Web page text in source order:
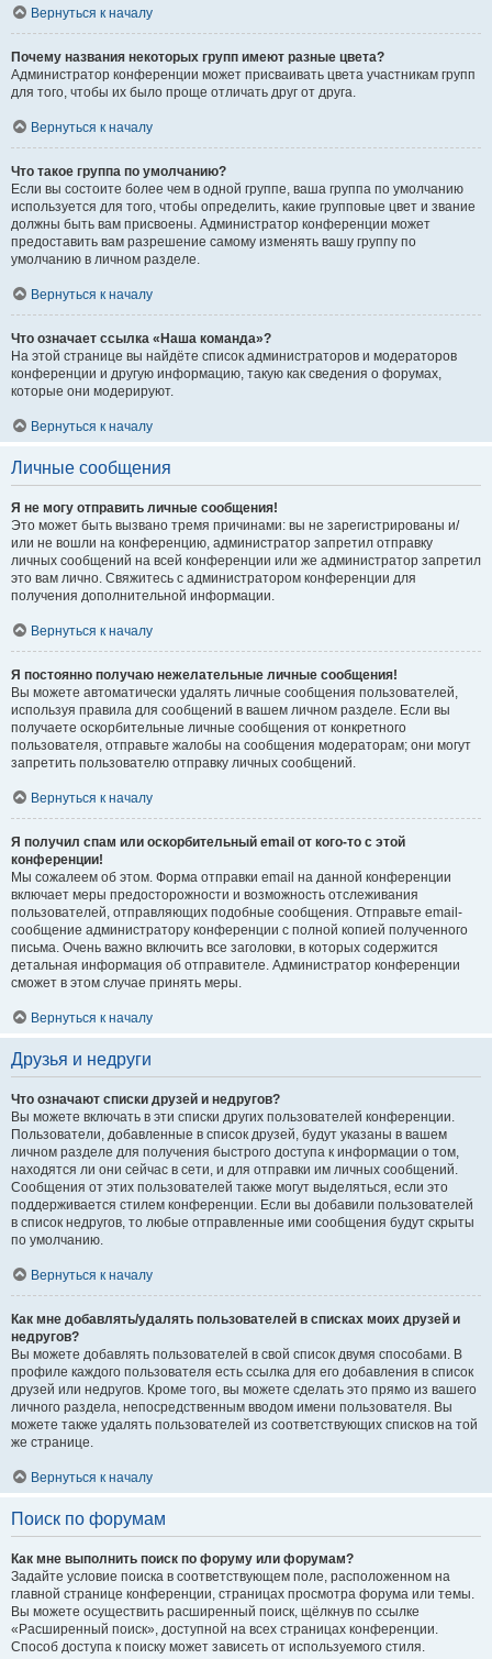
Вернуться к началу
Почему названия некоторых групп имеют разные цвета?
Администратор конференции может присваивать цвета участникам групп
для того, чтобы их было проще отличать друг от друга.
Вернуться к началу
Что такое группа по умолчанию?
Если вы состоите более чем в одной группе, ваша группа по умолчанию
используется для того, чтобы определить, какие групповые цвет и звание
должны быть вам присвоены. Администратор конференции может
предоставить вам разрешение самому изменять вашу группу по
умолчанию в личном разделе.
Вернуться к началу
Что означает ссылка «Наша команда»?
На этой странице вы найдёте список администраторов и модераторов
конференции и другую информацию, такую как сведения о форумах,
которые они модерируют.
Вернуться к началу
Личные сообщения
Я не могу отправить личные сообщения!
Это может быть вызвано тремя причинами: вы не зарегистрированы и/
или не вошли на конференцию, администратор запретил отправку
личных сообщений на всей конференции или же администратор запретил
это вам лично. Свяжитесь с администратором конференции для
получения дополнительной информации.
Вернуться к началу
Я постоянно получаю нежелательные личные сообщения!
Вы можете автоматически удалять личные сообщения пользователей,
используя правила для сообщений в вашем личном разделе. Если вы
получаете оскорбительные личные сообщения от конкретного
пользователя, отправьте жалобы на сообщения модераторам; они могут
запретить пользователю отправку личных сообщений.
Вернуться к началу
Я получил спам или оскорбительный email от кого-то с этой
конференции!
Мы сожалеем об этом. Форма отправки email на данной конференции
включает меры предосторожности и возможность отслеживания
пользователей, отправляющих подобные сообщения. Отправьте email-
сообщение администратору конференции с полной копией полученного
письма. Очень важно включить все заголовки, в которых содержится
детальная информация об отправителе. Администратор конференции
сможет в этом случае принять меры.
Вернуться к началу
Друзья и недруги
Что означают списки друзей и недругов?
Вы можете включать в эти списки других пользователей конференции.
Пользователи, добавленные в список друзей, будут указаны в вашем
личном разделе для получения быстрого доступа к информации о том,
находятся ли они сейчас в сети, и для отправки им личных сообщений.
Сообщения от этих пользователей также могут выделяться, если это
поддерживается стилем конференции. Если вы добавили пользователей
в список недругов, то любые отправленные ими сообщения будут скрыты
по умолчанию.
Вернуться к началу
Как мне добавлять/удалять пользователей в списках моих друзей и
недругов?
Вы можете добавлять пользователей в свой список двумя способами. В
профиле каждого пользователя есть ссылка для его добавления в список
друзей или недругов. Кроме того, вы можете сделать это прямо из вашего
личного раздела, непосредственным вводом имени пользователя. Вы
можете также удалять пользователей из соответствующих списков на той
же странице.
Вернуться к началу
Поиск по форумам
Как мне выполнить поиск по форуму или форумам?
Задайте условие поиска в соответствующем поле, расположенном на
главной странице конференции, страницах просмотра форума или темы.
Вы можете осуществить расширенный поиск, щёлкнув по ссылке
«Расширенный поиск», доступной на всех страницах конференции.
Способ доступа к поиску может зависеть от используемого стиля.